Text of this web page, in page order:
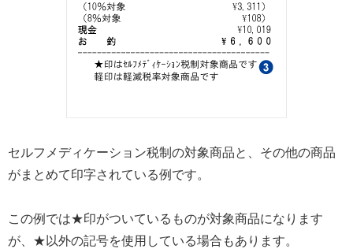
セルフメディケーション税制の対象商品と、その他の商品
がまとめて印字されている例です。
この例では★印がついているものが対象商品になります
が、★以外の記号を使用している場合もあります。